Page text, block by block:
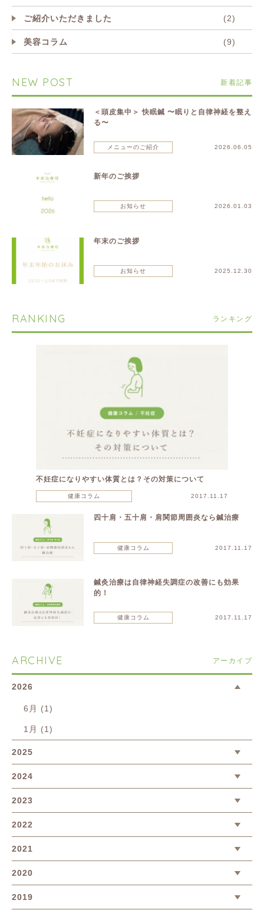
ご紹介いただきました (2)
美容コラム (9)
NEW POST 新着記事
＜頭皮集中＞ 快眠鍼 〜眠りと自律神経を整え
る〜
メニューのご紹介 2026.06.05
新年のご挨拶
お知らせ 2026.01.03
年末のご挨拶
お知らせ 2025.12.30
RANKING ランキング
不妊症になりやすい体質とは？その対策について
健康コラム 2017.11.17
四十肩・五十肩・肩関節周囲炎なら鍼治療
健康コラム 2017.11.17
鍼灸治療は自律神経失調症の改善にも効果
的！
健康コラム 2017.11.17
ARCHIVE アーカイブ
2026
6月 (1)
1月 (1)
2025
2024
2023
2022
2021
2020
2019